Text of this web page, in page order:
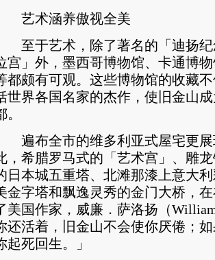
艺术涵养傲视全美
至于艺术，除了著名的「迪扬纪
宫」外，墨西哥博物馆、卡通博
都颇有可观。这些博物馆的收藏
世界各国名家的杰作，使旧金山
。
遍布全市的维多利亚式屋宅更展
，希腊罗马式的「艺术宫」、雕
日本城五重塔、北滩那漆上意大
金字塔和飘逸灵秀的金门大桥，
美国作家，威廉．萨洛扬（
还活着，旧金山不会使你厌倦；
起死回生。」